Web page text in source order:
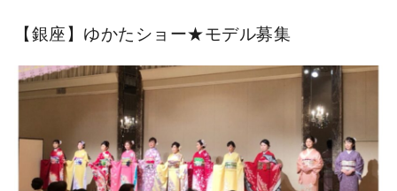
【銀座】ゆかたショー★モデル募集